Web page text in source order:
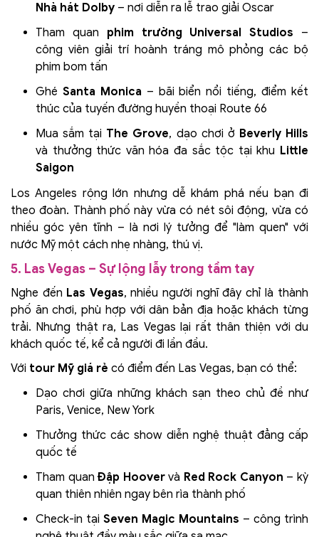
Nhà hát Dolby – nơi diễn ra lễ trao giải Oscar
Tham quan phim trường Universal Studios –
công viên giải trí hoành tráng mô phỏng các bộ
phim bom tấn
Ghé Santa Monica– bãi biển nổi tiếng, điểm kết
thúc của tuyến đường huyền thoại Route 66
Mua sắm tại The Grove, dạo chơi ở Beverly Hills
và thưởng thức văn hóa đa sắc tộc tại khu Little
Saigon
Los Angeles rộng lớn nhưng dễ khám phá nếu bạn đi
theo đoàn. Thành phố này vừa có nét sôi động, vừa có
nhiều góc yên tĩnh – là nơi lý tưởng để "làm quen" với
nước Mỹ một cách nhẹ nhàng, thú vị.
5. Las Vegas – Sự lộng lẫy trong tầm tay
Nghe đến Las Vegas, nhiều người nghĩ đây chỉ là thành
phố ăn chơi, phù hợp với dân bản địa hoặc khách từng
trải. Nhưng thật ra, Las Vegas lại rất thân thiện với du
khách quốc tế, kể cả người đi lần đầu.
Với tour Mỹ giá rẻ có điểm đến Las Vegas, bạn có thể:
Dạo chơi giữa những khách sạn theo chủ đề như
Paris, Venice, New York
Thưởng thức các show diễn nghệ thuật đẳng cấp
quốc tế
Tham quanĐập Hoovervà Red Rock Canyon – kỳ
quan thiên nhiên ngay bên rìa thành phố
Check-in tại Seven Magic Mountains – công trình